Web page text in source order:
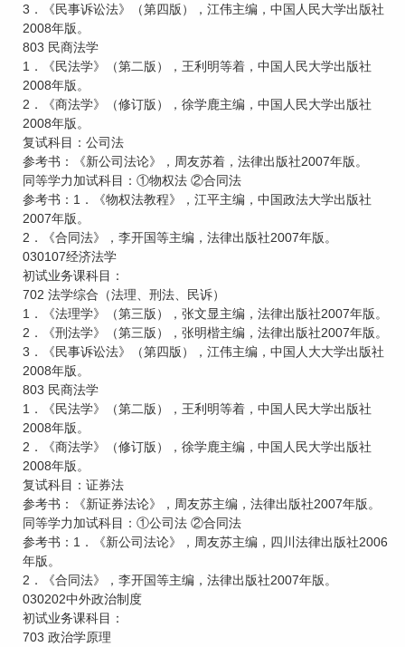
3．《民事诉讼法》（第四版），江伟主编，中国人民大学出版社
2008年版。
803 民商法学
1．《民法学》（第二版），王利明等着，中国人民大学出版社
2008年版。
2．《商法学》（修订版），徐学鹿主编，中国人民大学出版社
2008年版。
复试科目：公司法
参考书：《新公司法论》，周友苏着，法律出版社2007年版。
同等学力加试科目：①物权法 ②合同法
参考书：1．《物权法教程》，江平主编，中国政法大学出版社
2007年版。
2．《合同法》，李开国等主编，法律出版社2007年版。
030107经济法学
初试业务课科目：
702 法学综合（法理、刑法、民诉）
1．《法理学》（第三版），张文显主编，法律出版社2007年版。
2．《刑法学》（第三版），张明楷主编，法律出版社2007年版。
3．《民事诉讼法》（第四版），江伟主编，中国人大大学出版社
2008年版。
803 民商法学
1．《民法学》（第二版），王利明等着，中国人民大学出版社
2008年版。
2．《商法学》（修订版），徐学鹿主编，中国人民大学出版社
2008年版。
复试科目：证券法
参考书：《新证券法论》，周友苏主编，法律出版社2007年版。
同等学力加试科目：①公司法 ②合同法
参考书：1．《新公司法论》，周友苏主编，四川法律出版社2006
年版。
2．《合同法》，李开国等主编，法律出版社2007年版。
030202中外政治制度
初试业务课科目：
703 政治学原理